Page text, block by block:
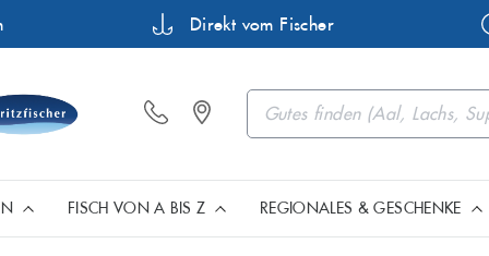
Direkt vom Fischer
FISCH VON A BIS Z REGIONALES & GESCHENKE